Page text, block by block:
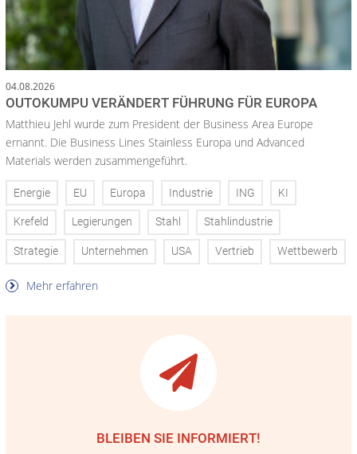
04.08.2026
OUTOKUMPU VERÄNDERT FÜHRUNG FÜR EUROPA
Matthieu Jehl wurde zum President der Business Area Europe
ernannt. Die Business Lines Stainless Europa und Advanced
Materials werden zusammengeführt.
Energie EU Europa Industrie ING KI
Krefeld Legierungen Stahl Stahlindustrie
Strategie Unternehmen USA Vertrieb Wettbewerb
Mehr erfahren
BLEIBEN SIE INFORMIERT!